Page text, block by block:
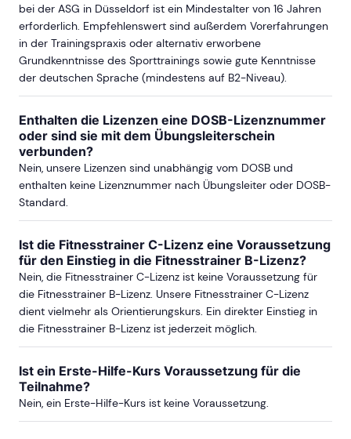
bei der ASG in Düsseldorf ist ein Mindestalter von 16 Jahren
erforderlich. Empfehlenswert sind außerdem Vorerfahrungen
in der Trainingspraxis oder alternativ erworbene
Grundkenntnisse des Sporttrainings sowie gute Kenntnisse
der deutschen Sprache (mindestens auf B2-Niveau).
Enthalten die Lizenzen eine DOSB-Lizenznummer
oder sind sie mit dem Übungsleiterschein
verbunden?
Nein, unsere Lizenzen sind unabhängig vom DOSB und
enthalten keine Lizenznummer nach Übungsleiter oder DOSB-
Standard.
Ist die Fitnesstrainer C-Lizenz eine Voraussetzung
für den Einstieg in die Fitnesstrainer B-Lizenz?
Nein, die Fitnesstrainer C-Lizenz ist keine Voraussetzung für
die Fitnesstrainer B-Lizenz. Unsere Fitnesstrainer C-Lizenz
dient vielmehr als Orientierungskurs. Ein direkter Einstieg in
die Fitnesstrainer B-Lizenz ist jederzeit möglich.
Ist ein Erste-Hilfe-Kurs Voraussetzung für die
Teilnahme?
Nein, ein Erste-Hilfe-Kurs ist keine Voraussetzung.